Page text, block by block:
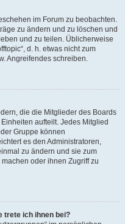
im Forum zu beobachten.
zu ändern und zu löschen und
und zu teilen. Üblicherweise
d. h. etwas nicht zum
Angreifendes schreiben.
die die Mitglieder des Boards
aufteilt. Jedes Mitglied
Gruppe können
es den Administratoren,
zu ändern und sie zum
oder ihnen Zugriff zu
trete ich ihnen bei?